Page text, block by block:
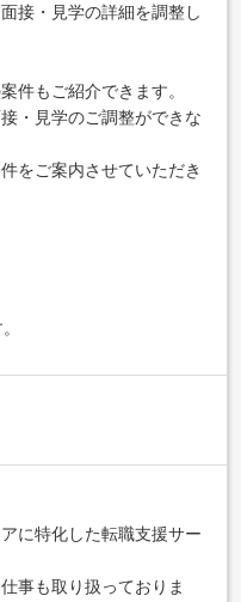
接・見学の詳細を調整し
件もご紹介できます。
・見学のご調整ができな
をご案内させていただき
に特化した転職支援サー
事も取り扱っておりま